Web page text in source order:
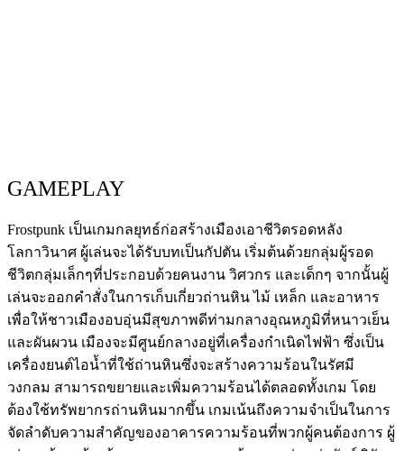
GAMEPLAY
Frostpunk เป็นเกมกลยุทธ์ก่อสร้างเมืองเอาชีวิตรอดหลัง
โลกาวินาศ ผู้เล่นจะได้รับบทเป็นกัปตัน เริ่มต้นด้วยกลุ่มผู้รอด
ชีวิตกลุ่มเล็กๆที่ประกอบด้วยคนงาน วิศวกร และเด็กๆ จากนั้นผู้
เล่นจะออกคำสั่งในการเก็บเกี่ยวถ่านหิน ไม้ เหล็ก และอาหาร
เพื่อให้ชาวเมืองอบอุ่นมีสุขภาพดีท่ามกลางอุณหภูมิที่หนาวเย็น
และผันผวน เมืองจะมีศูนย์กลางอยู่ที่เครื่องกำเนิดไฟฟ้า ซึ่งเป็น
เครื่องยนต์ไอน้ำที่ใช้ถ่านหินซึ่งจะสร้างความร้อนในรัศมี
วงกลม สามารถขยายและเพิ่มความร้อนได้ตลอดทั้งเกม โดย
ต้องใช้ทรัพยากรถ่านหินมากขึ้น เกมเน้นถึงความจำเป็นในการ
จัดลำดับความสำคัญของอาคารความร้อนที่พวกผู้คนต้องการ ผู้